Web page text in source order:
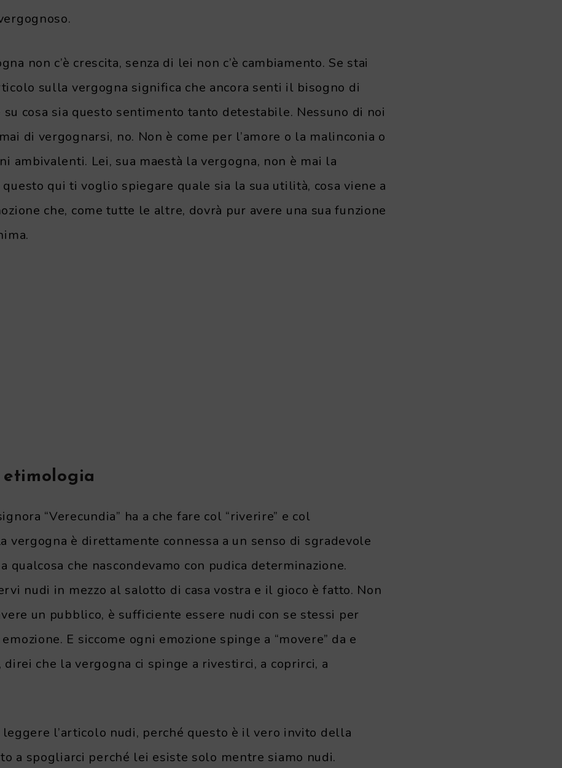
non c’è crescita, senza di lei non c’è cambiamento. Se stai
sulla vergogna significa che ancora senti il bisogno di
cosa sia questo sentimento tanto detestabile. Nessuno di noi
di vergognarsi, no. Non è come per l’amore o la malinconia o
ambivalenti. Lei, sua maestà la vergogna, non è mai la
questo qui ti voglio spiegare quale sia la sua utilità, cosa viene a
che, come tutte le altre, dovrà pur avere una sua funzione
etimologia
“Verecundia” ha a che fare col “riverire” e col
vergogna è direttamente connessa a un senso di sgradevole
qualcosa che nascondevamo con pudica determinazione.
nudi in mezzo al salotto di casa vostra e il gioco è fatto. Non
un pubblico, è sufficiente essere nudi con se stessi per
E siccome ogni emozione spinge a “movere” da e
direi che la vergogna ci spinge a rivestirci, a coprirci, a
leggere l’articolo nudi, perché questo è il vero invito della
a spogliarci perché lei esiste solo mentre siamo nudi.